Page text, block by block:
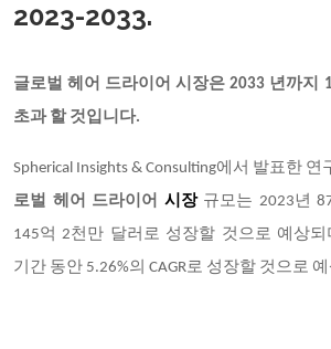
2023-2033.
글로벌 헤어 드라이어 시장은2033 년까지
초과 할 것입니다.
Spherical Insights & Consulting에서 발표한
로벌 헤어 드라이어 시장 규모는 2023년
145억 2천만 달러로 성장할 것으로 예상되
기간 동안 5.26%의 CAGR로 성장할 것으로